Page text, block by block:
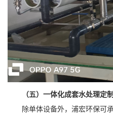
（五）一体化成套水处理定
除单体设备外，浦宏环保可